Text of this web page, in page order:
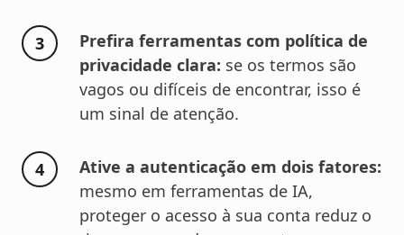
Prefira ferramentas com política de
privacidade clara: se os termos são
vagos ou difíceis de encontrar, isso é
um sinal de atenção.
Ative a autenticação em dois fatores:
mesmo em ferramentas de IA,
proteger o acesso à sua conta reduz o